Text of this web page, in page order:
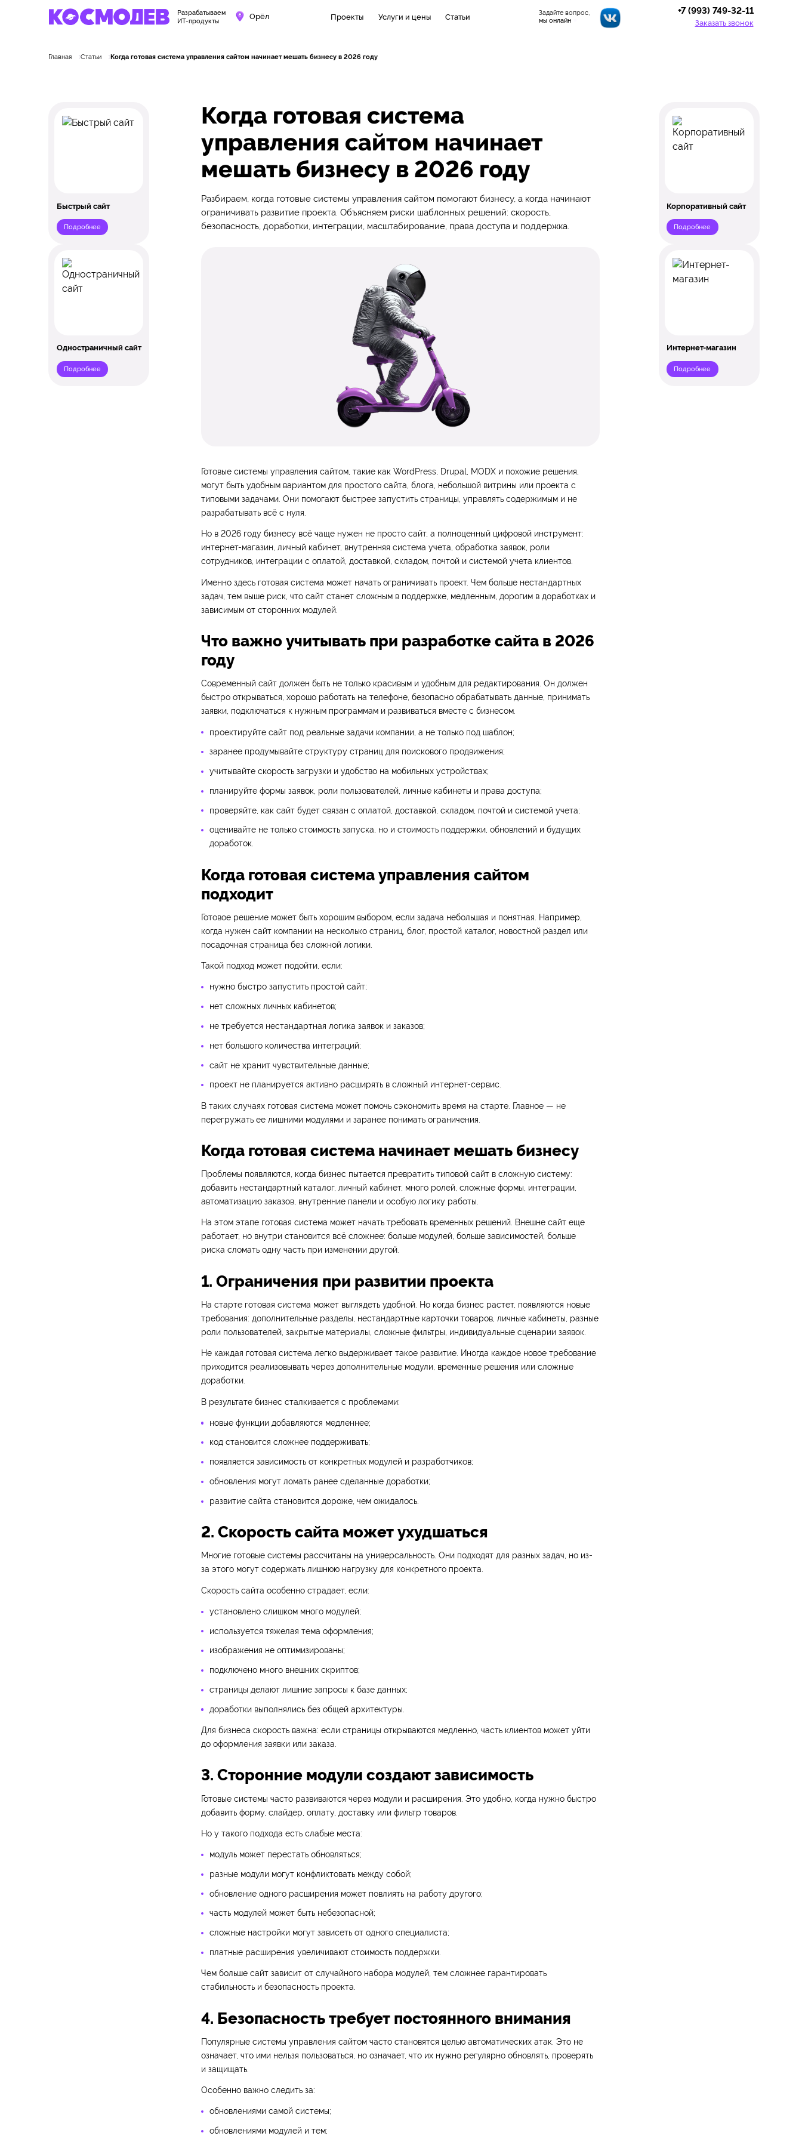
Разрабатываем
ИТ-продукты
Орёл Проекты Услуги и цены Статьи
+7 (993) 749-32-11
Заказать звонок
Задайте вопрос,
мы онлайн
Главная Статьи Когда готовая система управления сайтом начинает мешать бизнесу в 2026 году
Быстрый сайт
Подробнее
Одностраничный сайт
Подробнее
Когда готовая система
управления сайтом начинает
мешать бизнесу в 2026 году
Разбираем, когда готовые системы управления сайтом помогают бизнесу, а когда начинают
ограничивать развитие проекта. Объясняем риски шаблонных решений: скорость,
безопасность, доработки, интеграции, масштабирование, права доступа и поддержка.
Готовые системы управления сайтом, такие как WordPress, Drupal, MODX и похожие решения,
могут быть удобным вариантом для простого сайта, блога, небольшой витрины или проекта с
типовыми задачами. Они помогают быстрее запустить страницы, управлять содержимым и не
разрабатывать всё с нуля.
Но в 2026 году бизнесу всё чаще нужен не просто сайт, а полноценный цифровой инструмент:
интернет-магазин, личный кабинет, внутренняя система учета, обработка заявок, роли
сотрудников, интеграции с оплатой, доставкой, складом, почтой и системой учета клиентов.
Именно здесь готовая система может начать ограничивать проект. Чем больше нестандартных
задач, тем выше риск, что сайт станет сложным в поддержке, медленным, дорогим в доработках и
зависимым от сторонних модулей.
Что важно учитывать при разработке сайта в 2026
году
Современный сайт должен быть не только красивым и удобным для редактирования. Он должен
быстро открываться, хорошо работать на телефоне, безопасно обрабатывать данные, принимать
заявки, подключаться к нужным программам и развиваться вместе с бизнесом.
проектируйте сайт под реальные задачи компании, а не только под шаблон;
заранее продумывайте структуру страниц для поискового продвижения;
учитывайте скорость загрузки и удобство на мобильных устройствах;
планируйте формы заявок, роли пользователей, личные кабинеты и права доступа;
проверяйте, как сайт будет связан с оплатой, доставкой, складом, почтой и системой учета;
оценивайте не только стоимость запуска, но и стоимость поддержки, обновлений и будущих
доработок.
Когда готовая система управления сайтом
подходит
Готовое решение может быть хорошим выбором, если задача небольшая и понятная. Например,
когда нужен сайт компании на несколько страниц, блог, простой каталог, новостной раздел или
посадочная страница без сложной логики.
Такой подход может подойти, если:
нужно быстро запустить простой сайт;
нет сложных личных кабинетов;
не требуется нестандартная логика заявок и заказов;
нет большого количества интеграций;
сайт не хранит чувствительные данные;
проект не планируется активно расширять в сложный интернет-сервис.
В таких случаях готовая система может помочь сэкономить время на старте. Главное — не
перегружать ее лишними модулями и заранее понимать ограничения.
Когда готовая система начинает мешать бизнесу
Проблемы появляются, когда бизнес пытается превратить типовой сайт в сложную систему:
добавить нестандартный каталог, личный кабинет, много ролей, сложные формы, интеграции,
автоматизацию заказов, внутренние панели и особую логику работы.
На этом этапе готовая система может начать требовать временных решений. Внешне сайт еще
работает, но внутри становится всё сложнее: больше модулей, больше зависимостей, больше
риска сломать одну часть при изменении другой.
1. Ограничения при развитии проекта
На старте готовая система может выглядеть удобной. Но когда бизнес растет, появляются новые
требования: дополнительные разделы, нестандартные карточки товаров, личные кабинеты, разные
роли пользователей, закрытые материалы, сложные фильтры, индивидуальные сценарии заявок.
Не каждая готовая система легко выдерживает такое развитие. Иногда каждое новое требование
приходится реализовывать через дополнительные модули, временные решения или сложные
доработки.
В результате бизнес сталкивается с проблемами:
новые функции добавляются медленнее;
код становится сложнее поддерживать;
появляется зависимость от конкретных модулей и разработчиков;
обновления могут ломать ранее сделанные доработки;
развитие сайта становится дороже, чем ожидалось.
2. Скорость сайта может ухудшаться
Многие готовые системы рассчитаны на универсальность. Они подходят для разных задач, но из-
за этого могут содержать лишнюю нагрузку для конкретного проекта.
Скорость сайта особенно страдает, если:
установлено слишком много модулей;
используется тяжелая тема оформления;
изображения не оптимизированы;
подключено много внешних скриптов;
страницы делают лишние запросы к базе данных;
доработки выполнялись без общей архитектуры.
Для бизнеса скорость важна: если страницы открываются медленно, часть клиентов может уйти
до оформления заявки или заказа.
3. Сторонние модули создают зависимость
Готовые системы часто развиваются через модули и расширения. Это удобно, когда нужно быстро
добавить форму, слайдер, оплату, доставку или фильтр товаров.
Но у такого подхода есть слабые места:
модуль может перестать обновляться;
разные модули могут конфликтовать между собой;
обновление одного расширения может повлиять на работу другого;
часть модулей может быть небезопасной;
сложные настройки могут зависеть от одного специалиста;
платные расширения увеличивают стоимость поддержки.
Чем больше сайт зависит от случайного набора модулей, тем сложнее гарантировать
стабильность и безопасность проекта.
4. Безопасность требует постоянного внимания
Популярные системы управления сайтом часто становятся целью автоматических атак. Это не
означает, что ими нельзя пользоваться, но означает, что их нужно регулярно обновлять, проверять
и защищать.
Особенно важно следить за:
обновлениями самой системы;
обновлениями модулей и тем;
Корпоративный сайт
Подробнее
Интернет-магазин
Подробнее